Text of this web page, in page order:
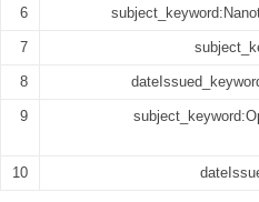
6
7
8
9
10